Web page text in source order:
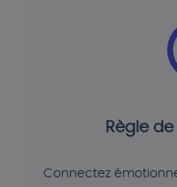
Règle
Connectez